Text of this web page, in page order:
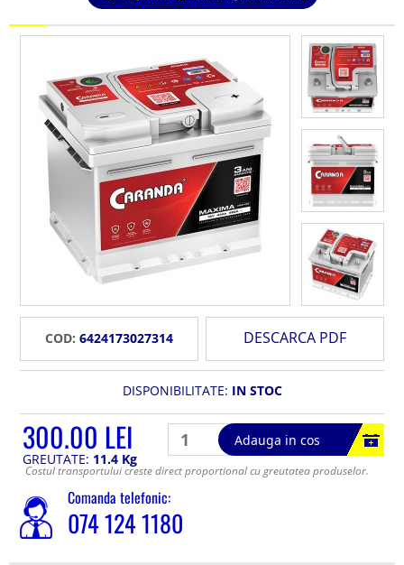
COD: 6424173027314 DESCARCA PDF
DISPONIBILITATE: IN STOC
300.00 LEI
Adauga in cos
GREUTATE: 11.4 Kg
Costul transportului creste direct proportional cu greutatea produselor.
Comanda telefonic:
074 124 1180